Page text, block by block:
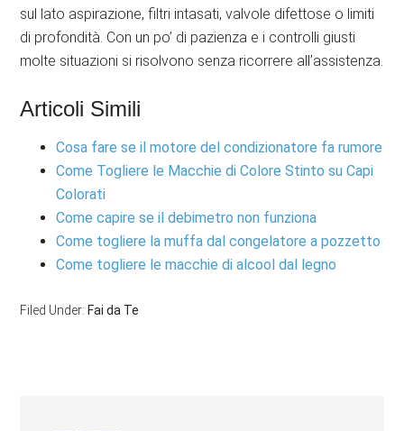
sul lato aspirazione, filtri intasati, valvole difettose o limiti
di profondità. Con un po’ di pazienza e i controlli giusti
molte situazioni si risolvono senza ricorrere all’assistenza.
Articoli Simili
Cosa fare se il motore del condizionatore fa rumore
Come Togliere le Macchie di Colore Stinto su Capi
Colorati
Come capire se il debimetro non funziona
Come togliere la muffa dal congelatore a pozzetto
Come togliere le macchie di alcool dal legno
Filed Under: Fai da Te